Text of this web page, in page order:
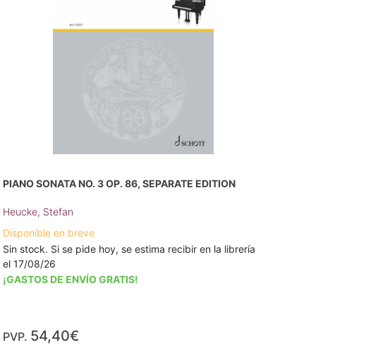
PIANO SONATA NO. 3 OP. 86, SEPARATE EDITION
Heucke, Stefan
Disponible en breve
Sin stock. Si se pide hoy, se estima recibir en la librería
el 17/08/26
¡GASTOS DE ENVÍO GRATIS!
PVP. 54,40€